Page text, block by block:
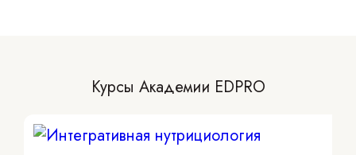
Курсы Академии EDPRO